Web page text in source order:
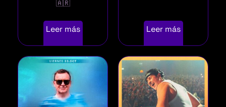
🇦🇷
Leer más Leer más